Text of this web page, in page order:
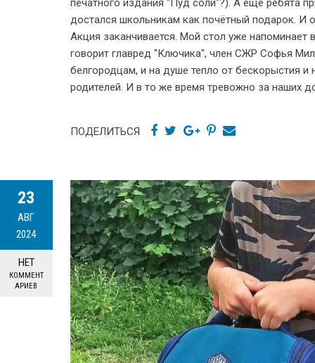
печатного издания "Пуд соли"?). А ещё ребята
достался школьникам как почётный подарок. И
Акция заканчивается. Мой стол уже напоминает
говорит главред "Ключика", член СЖР Софья
белгородцам, и на душе тепло от бескорыстия и
родителей. И в то же время тревожно за наших
ПОДЕЛИТЬСЯ
23
АВГ
2024
НЕТ
КОММЕНТ
АРИЕВ